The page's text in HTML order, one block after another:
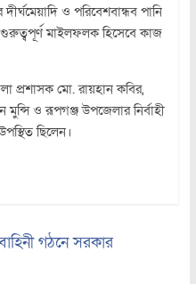
ও পরিবেশবান্ধব পানি
গুরুত্বপূর্ণ মাইলফলক হিসেবে কাজ
প্রশাসক মো. রায়হান কবির,
ও রূপগঞ্জ উপজেলার নির্বাহী
ছিলেন।
গঠনে সরকার